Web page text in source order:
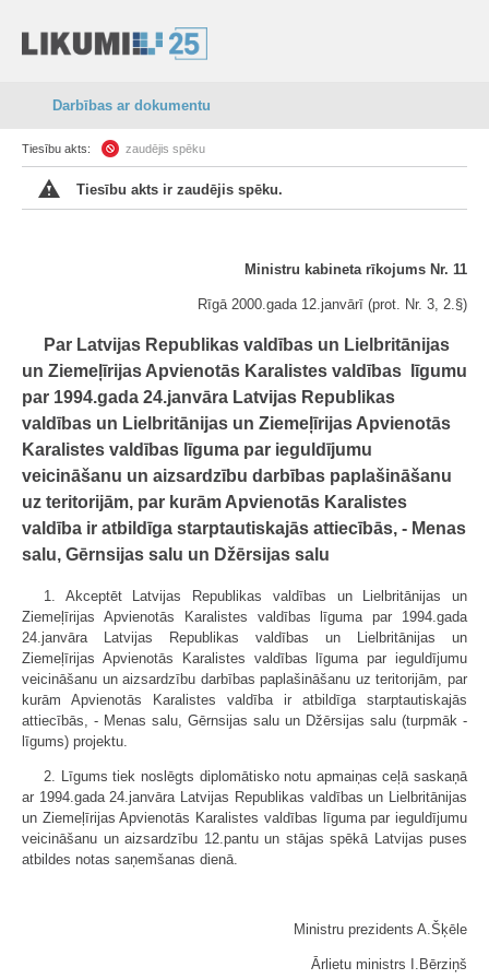
Darbības ar dokumentu
Tiesību akts: zaudējis spēku
Tiesību akts ir zaudējis spēku.
Ministru kabineta rīkojums Nr. 11
Rīgā 2000.gada 12.janvārī (prot. Nr. 3, 2.§)
Par Latvijas Republikas valdības un Lielbritānijas
un Ziemeļīrijas Apvienotās Karalistes valdības līgumu
par 1994.gada 24.janvāra Latvijas Republikas
valdības un Lielbritānijas un Ziemeļīrijas Apvienotās
Karalistes valdības līguma par ieguldījumu
veicināšanu un aizsardzību darbības paplašināšanu
uz teritorijām, par kurām Apvienotās Karalistes
valdība ir atbildīga starptautiskajās attiecībās, - Menas
salu, Gērnsijas salu un Džērsijas salu
1. Akceptēt Latvijas Republikas valdības un Lielbritānijas un
Ziemeļīrijas Apvienotās Karalistes valdības līguma par 1994.gada
24.janvāra Latvijas Republikas valdības un Lielbritānijas un
Ziemeļīrijas Apvienotās Karalistes valdības līguma par ieguldījumu
veicināšanu un aizsardzību darbības paplašināšanu uz teritorijām, par
kurām Apvienotās Karalistes valdība ir atbildīga starptautiskajās
attiecībās, - Menas salu, Gērnsijas salu un Džērsijas salu (turpmāk -
līgums) projektu.
2. Līgums tiek noslēgts diplomātisko notu apmaiņas ceļā saskaņā
ar 1994.gada 24.janvāra Latvijas Republikas valdības un Lielbritānijas
un Ziemeļīrijas Apvienotās Karalistes valdības līguma par ieguldījumu
veicināšanu un aizsardzību 12.pantu un stājas spēkā Latvijas puses
atbildes notas saņemšanas dienā.
Ministru prezidents A.Šķēle
Ārlietu ministrs I.Bērziņš